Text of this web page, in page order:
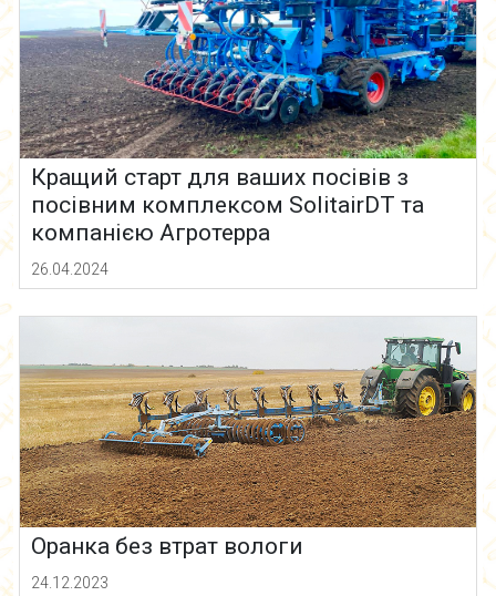
Кращий старт для ваших посівів з
посівним комплексом SolitairDT та
компанією Агротерра
26.04.2024
Оранка без втрат вологи
24.12.2023